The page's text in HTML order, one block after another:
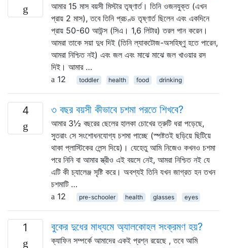
আমার 15 মাস বয়সী মিস্টার তৃষ্ণার্ত। তিনি ওজনযুক্ত (এখন
প্রায় 2 মাস), তবে তিনি প্রচণ্ড তৃষ্ণার্ত ছিলেন এবং একদিনে
প্রায় 50-60 আউন্স (সিএ। 1,6 লিটার) তরল পান করেন।
আমরা তাকে সয়া দুধ দিই (তিনি ল্যাকটোজ-অসহিষ্ণু হতে পারেন,
আমরা নিশ্চিত নই) এবং জল এবং মাঝে মাঝে জল খাওয়ার রস
দিই। আমার …
12
toddler health food drinking
4 ৩ বছর বয়সী কীভাবে চশমা পরতে শিখবে?
আমার 3½ বছরের ছেলের হালকা চোখের ত্রুটি ধরা পড়েছে,
সুতরাং সে সংশোধনযোগ্য চশমা পাচ্ছে (স্পষ্টতই ছড়িয়ে ছিটিয়ে
থাকা প্লাস্টিকের লেন্স দিয়ে)। যেহেতু আমি নিজেও কখনও চশমা
পরে নিনি বা আমার স্ত্রীও এই বয়সে নেই, আমরা নিশ্চিত নই যে
এটি কী চ্যালেঞ্জ সৃষ্টি করে। অবশ্যই তিনি যখন জাগ্রত হন তখন
চশমাটি …
12
pre-schooler health glasses eyes
1 বুকের দুধের মাধ্যমে অ্যালকোহল সংক্রমণ হয়?
ক্যাফিন সম্পর্কে আমাদের একই প্রশ্ন রয়েছে , তবে আমি